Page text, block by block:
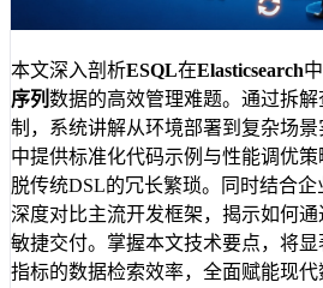
本文深入剖析ESQL在Elasticsearch
序列数据的高效管理难题。通过拆
制，系统讲解从环境部署到复杂场
中提供标准化代码示例与性能调优
脱传统DSL的冗长繁琐。同时结合企
深度对比主流开发框架，揭示如何
敏捷交付。掌握本文技术要点，将
指标的数据检索效率，全面赋能现